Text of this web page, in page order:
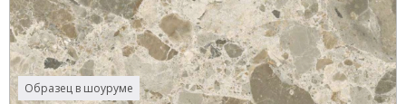
Образец в шоуруме